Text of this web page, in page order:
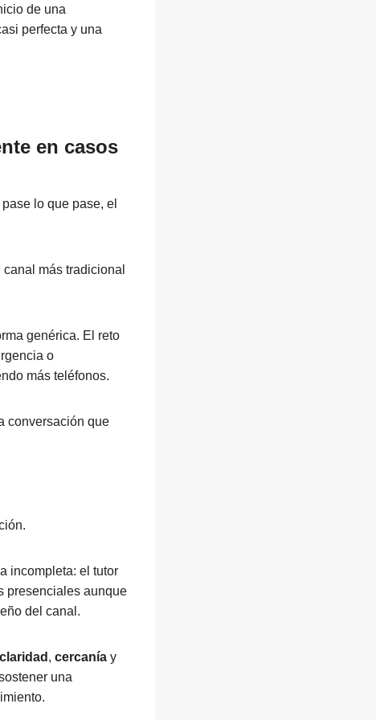
de una
perfecta y una
en casos
lo que pase, el
más tradicional
genérica. El reto
o
más teléfonos.
conversación que
incompleta: el tutor
presenciales aunque
del canal.
claridad , cercanía y
una